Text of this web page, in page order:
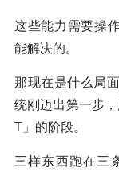
这些能力需要操
能解决的。
那现在是什么局
统刚迈出第一步
T」的阶段。
三样东西跑在三